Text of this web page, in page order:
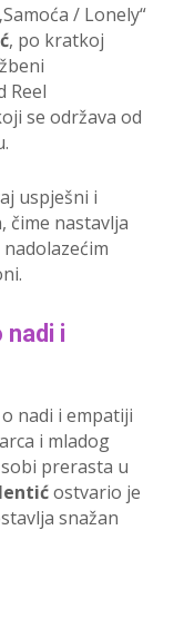
/ Lonely“
, po kratkoj
Reel
se održava od
uspješni i
čime nastavlja
nadi i
nadi i empatiji
i mladog
prerasta u
ostvario je
snažan